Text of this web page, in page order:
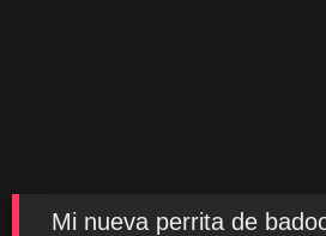
Mi nueva perrita de